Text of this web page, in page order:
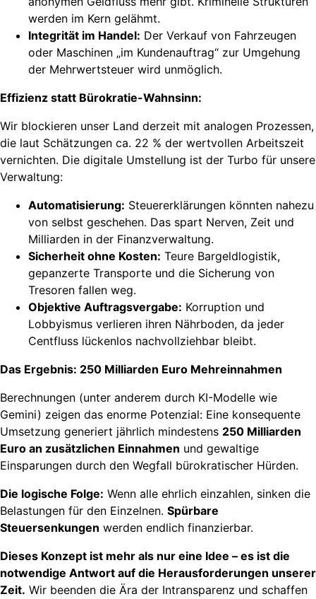
werden im Kern gelähmt.
Integrität im Handel: Der Verkauf von Fahrzeugen
oder Maschinen „im Kundenauftrag“ zur Umgehung
der Mehrwertsteuer wird unmöglich.
Effizienz statt Bürokratie-Wahnsinn:
Wir blockieren unser Land derzeit mit analogen Prozessen,
die laut Schätzungen ca. 22 % der wertvollen Arbeitszeit
vernichten. Die digitale Umstellung ist der Turbo für unsere
Verwaltung:
Automatisierung: Steuererklärungen könnten nahezu
von selbst geschehen. Das spart Nerven, Zeit und
Milliarden in der Finanzverwaltung.
Sicherheit ohne Kosten: Teure Bargeldlogistik,
gepanzerte Transporte und die Sicherung von
Tresoren fallen weg.
Objektive Auftragsvergabe: Korruption und
Lobbyismus verlieren ihren Nährboden, da jeder
Centfluss lückenlos nachvollziehbar bleibt.
Das Ergebnis: 250 Milliarden Euro Mehreinnahmen
Berechnungen (unter anderem durch KI-Modelle wie
Gemini) zeigen das enorme Potenzial: Eine konsequente
Umsetzung generiert jährlich mindestens 250 Milliarden
Euro an zusätzlichen Einnahmen und gewaltige
Einsparungen durch den Wegfall bürokratischer Hürden.
Die logische Folge: Wenn alle ehrlich einzahlen, sinken die
Belastungen für den Einzelnen. Spürbare
Steuersenkungen werden endlich finanzierbar.
Dieses Konzept ist mehr als nur eine Idee – es ist die
notwendige Antwort auf die Herausforderungen unserer
Zeit. Wir beenden die Ära der Intransparenz und schaffen